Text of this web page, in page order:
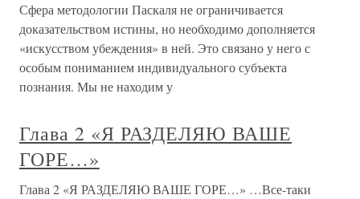
Сфера методологии Паскаля не ограничивается
доказательством истины, но необходимо дополняется
«искусством убеждения» в ней. Это связано у него с
особым пониманием индивидуального субъекта
познания. Мы не находим у
Глава 2 «Я РАЗДЕЛЯЮ ВАШЕ
ГОРЕ…»
Глава 2 «Я РАЗДЕЛЯЮ ВАШЕ ГОРЕ…» …Все-таки